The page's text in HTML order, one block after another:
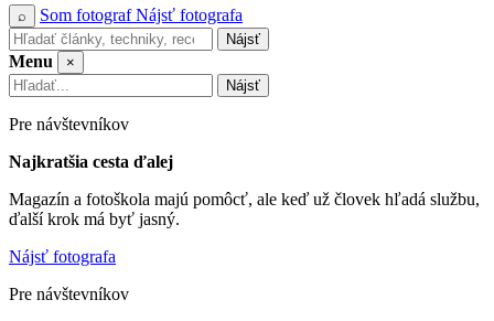
⌕ Som fotografNájsť fotografa
Nájsť
Menu
×
Nájsť
Pre návštevníkov
Najkratšia cesta ďalej
Magazín a fotoškola majú pomôcť, ale keď už človek hľadá službu,
ďalší krok má byť jasný.
Nájsť fotografa
Pre návštevníkov